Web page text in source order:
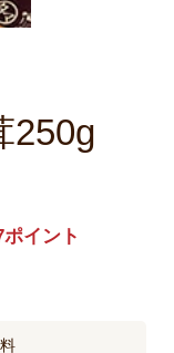
250g
ポイント